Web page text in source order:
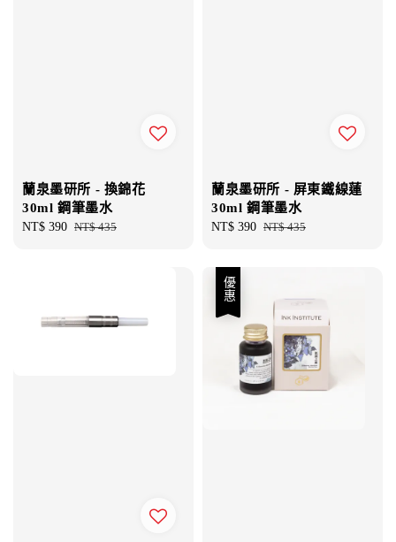
蘭泉墨研所 - 換錦花
30ml 鋼筆墨水
Sale
NT$ 390 Regular
NT$ 435
蘭泉墨研所 - 屏東鐵線蓮
30ml 鋼筆墨水
Sale
NT$ 390 Regular
NT$ 435
優惠